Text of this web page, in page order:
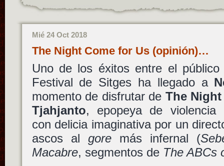
Mié 24 Oct 2018
The Night Come for Us (opinión)…
Uno de los éxitos entre el público
Festival de Sitges ha llegado a
momento de disfrutar de The
Tjahjanto, epopeya de violencia
con delicia imaginativa por un
ascos al goremás infernal (
Macabre, segmentos de The ABCs